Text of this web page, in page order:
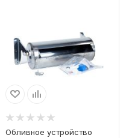
Обливное устройство